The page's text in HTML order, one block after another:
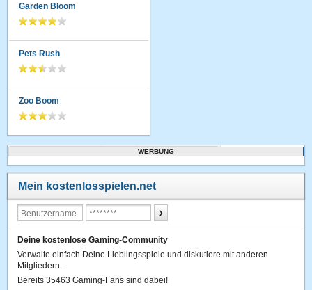
Garden Bloom
Pets Rush
Zoo Boom
WERBUNG
Mein kostenlosspielen.net
Deine kostenlose Gaming-Community
Verwalte einfach Deine Lieblingsspiele und diskutiere mit anderen
Mitgliedern.
Bereits 35463 Gaming-Fans sind dabei!